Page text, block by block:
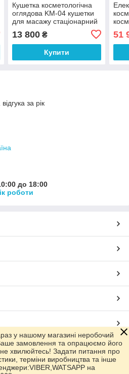
Кушетка косметологічна
оглядова KM-04 кушетки
для масажу стаціонарний
масажний стіл з полицею
13 800₴
Купити
4
51
за рік
до 18:00
роботи
Prom.ua
у нашому магазині неробочий
замовлення та опрацюємо його
хвилюйтесь! Задати питання про
терміни виробництва та інше
на